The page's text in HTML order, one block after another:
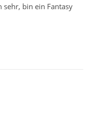
sehr, bin ein Fantasy